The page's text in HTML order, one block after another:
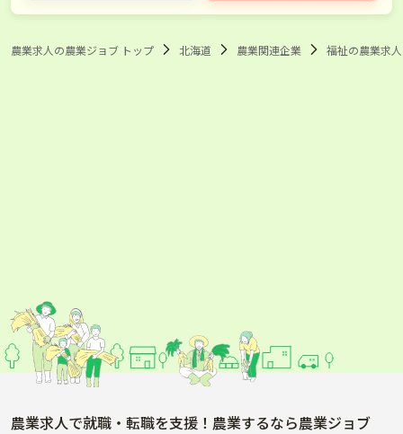
農業求人の農業ジョブ トップ 北海道 農業関連企業 福祉の農業求
農業求人で就職・転職を支援！農業するなら農業ジョブ